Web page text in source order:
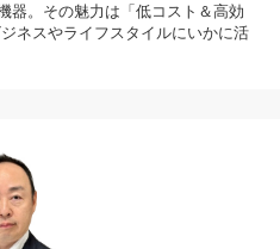
器。その魅力は「低コスト＆高効
ネスやライフスタイルにいかに活